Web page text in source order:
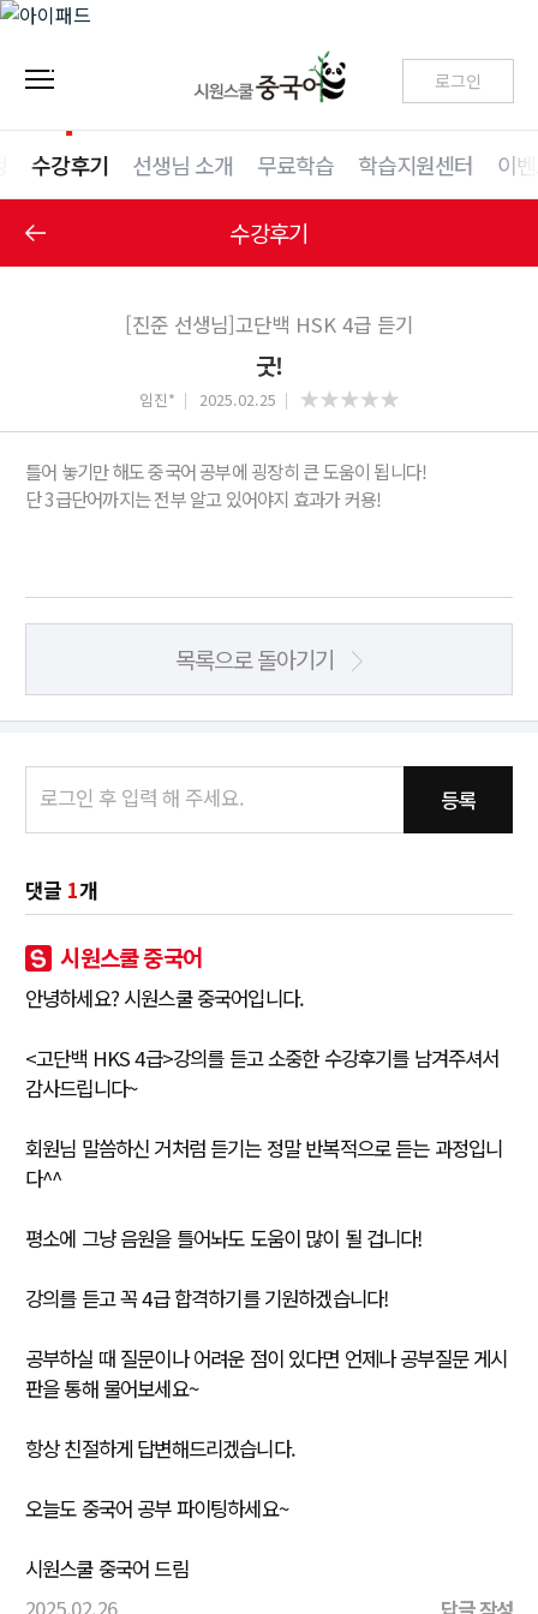
로그인
수강후기 선생님 소개 무료학습 학습지원센터 이
수강후기
[진준 선생님]고단백 HSK 4급 듣기
굿!
임진* 2025.02.25
틀어 놓기만 해도 중국어 공부에 굉장히 큰 도움이 됩니다!
단 3급단어까지는 전부 알고 있어야지 효과가 커용!
목록으로 돌아기기
등록
댓글 1개
시원스쿨 중국어
안녕하세요? 시원스쿨 중국어입니다.
<고단백 HKS 4급>강의를 듣고 소중한 수강후기를 남겨주셔서
감사드립니다~
회원님 말씀하신 거처럼 듣기는 정말 반복적으로 듣는 과정입니
다^^
평소에 그냥 음원을 틀어놔도 도움이 많이 될 겁니다!
강의를 듣고 꼭 4급 합격하기를 기원하겠습니다!
공부하실 때 질문이나 어려운 점이 있다면 언제나 공부질문 게시
판을 통해 물어보세요~
항상 친절하게 답변해드리겠습니다.
오늘도 중국어 공부 파이팅하세요~
시원스쿨 중국어 드림